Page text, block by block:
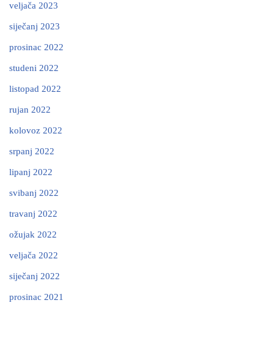
veljača 2023
siječanj 2023
prosinac 2022
studeni 2022
listopad 2022
rujan 2022
kolovoz 2022
srpanj 2022
lipanj 2022
svibanj 2022
travanj 2022
ožujak 2022
veljača 2022
siječanj 2022
prosinac 2021